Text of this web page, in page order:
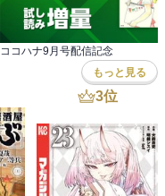
ココハナ9月号配信記念
もっと見る
3位